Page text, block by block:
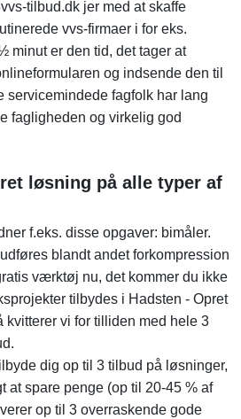
tilbud.dk jer med at skaffe
vvs-firmaer i for eks.
minut er den tid, det tager at
og indsende den til
servicemindede fagfolk har lang
fagligheden og virkelig god
løsning på alle typer af
f.eks. disse opgaver: bimåler.
blandt andet forkompression
værktøj nu, det kommer du ikke
tilbydes i Hadsten - Opret
kvitterer vi for tilliden med hele 3
dig op til 3 tilbud på løsninger,
at spare penge (op til 20-45 % af
op til 3 overraskende gode